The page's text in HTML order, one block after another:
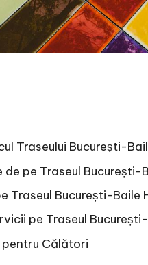
Traseului București-
pe Traseul București-
Traseul București-Baile
pe Traseul
pentru Călători